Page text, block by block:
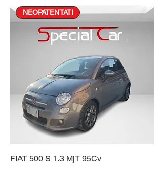
NEOPATENTATI
FIAT 500 S 1.3 MjT 95Cv